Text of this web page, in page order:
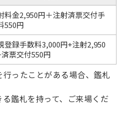
料金2,950円＋注射済票交付手
550円
登録手数料3,000円+注射2,950
票交付550円
ったことがある場合、鑑札
鑑札を持って、ご来場くだ